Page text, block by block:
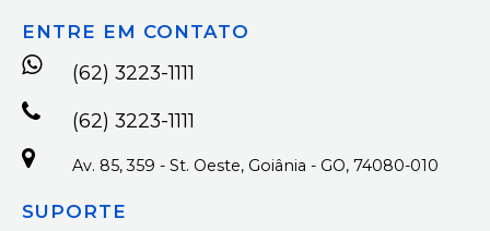
ENTRE EM CONTATO
(62) 3223-1111
(62) 3223-1111
Av. 85, 359 - St. Oeste, Goiânia - GO, 74080-010
SUPORTE